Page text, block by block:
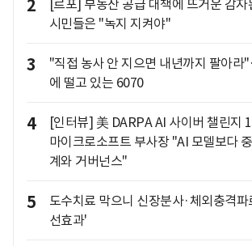
2
[르포] 부동산 공급 대책에 뜨거운 감
시민들은 "녹지 지켜야"
3
"직접 농사 안 지으면 내년까지 팔아
에 떨고 있는 6070
4
[인터뷰] 美 DARPA AI 사이버 챌린지
마이크로소프트 부사장 "AI 모델보다
계와 거버넌스"
5
도수치료 막으니 신장분사·체외충격
선효과'